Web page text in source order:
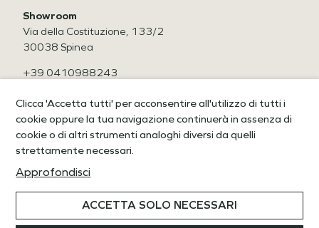
Showroom
Via della Costituzione, 133/2
30038 Spinea
+39 0410988243
IL TUO STILE A CASA TUA
Copyright © 2022 Wow Solution
Clicca 'Accetta tutti' per acconsentire all'utilizzo di tutti i
cookie oppure la tua navigazione continuerà in assenza di
cookie o di altri strumenti analoghi diversi da quelli
strettamente necessari.
ACCETTA SOLO NECESSARI